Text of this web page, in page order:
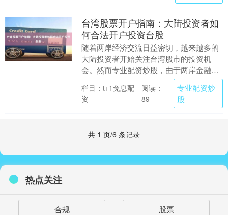
台湾股票开户指南：大陆投资者如
何合法开户投资台股
随着两岸经济交流日益密切，越来越多的
大陆投资者开始关注台湾股市的投资机
会。然而专业配资炒股，由于两岸金融监
管政策不同，大陆投资者需要了解合法合
规的途径才能参与台....
栏目：t+1免息配
资
阅读：
89
专业配资炒
股
共 1 页/6 条记录
热点关注
合规 股票